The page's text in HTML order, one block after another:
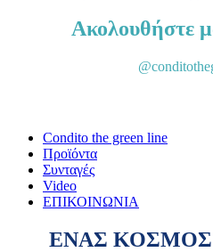
Ακολουθήστε
Condito the green line
Προϊόντα
Συνταγές
Video
ΕΠΙΚΟΙΝΩΝΙΑ
ΕΝΑΣ